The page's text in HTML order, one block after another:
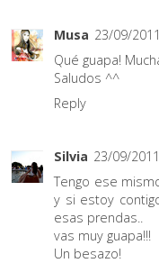
Musa 23/09/
Qué guapa!
Saludos ^^
Reply
Silvia 23/09/
Tengo ese
y si estoy
esas prendas..
vas muy guapa!!!
Un besazo!